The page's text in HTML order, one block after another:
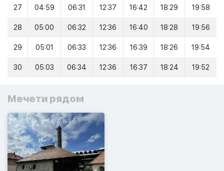
27 04:59 06:31 12:37 16:42 18:29 19:58
28 05:00 06:32 12:36 16:40 18:28 19:56
29 05:01 06:33 12:36 16:39 18:26 19:54
30 05:03 06:34 12:36 16:37 18:24 19:52
Мечети рядом